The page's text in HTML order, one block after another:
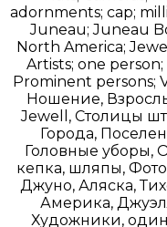
adornments; cap;
Juneau; Juneau
North America;
Artists; one
Prominent persons;
Ношение,
Jewell, Столицы
Города,
Головные уборы,
кепка, шляпы,
Джуно, Аляска,
Америка,
Художники, один